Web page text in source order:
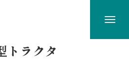
トラクタ